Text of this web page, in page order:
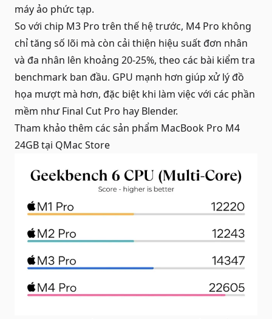
máy ảo phức tạp.
So với chip M3 Pro trên thế hệ trước, M4 Pro không
chỉ tăng số lõi mà còn cải thiện hiệu suất đơn nhân
và đa nhân lên khoảng 20-25%, theo các bài kiểm tra
benchmark ban đầu. GPU mạnh hơn giúp xử lý đồ
họa mượt mà hơn, đặc biệt khi làm việc với các phần
mềm như Final Cut Pro hay Blender.
Tham khảo thêm các sản phẩm MacBook Pro M4
24GBtại QMac Store